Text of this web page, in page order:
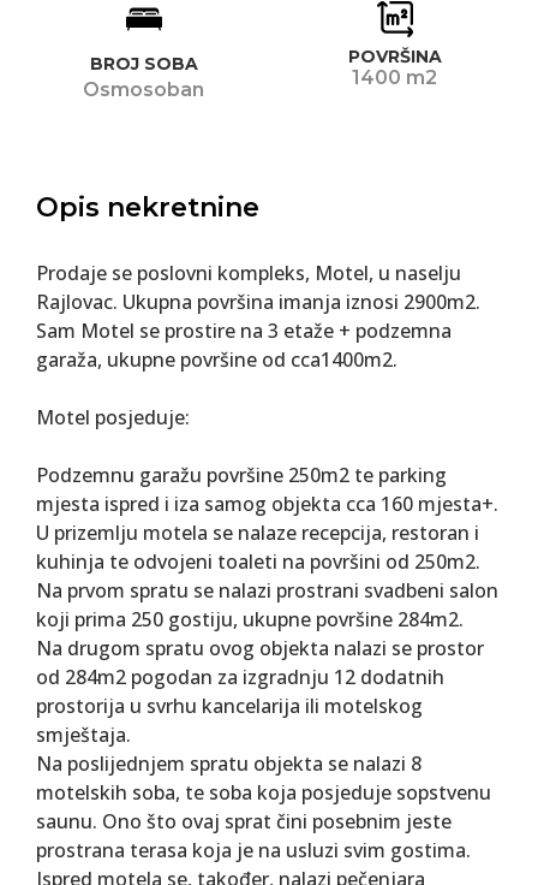
BROJ SOBA
Osmosoban
POVRŠINA
1400 m2
Opis nekretnine
Prodaje se poslovni kompleks, Motel, u naselju
Rajlovac. Ukupna površina imanja iznosi 2900m2.
Sam Motel se prostire na 3 etaže + podzemna
garaža, ukupne površine od cca1400m2.
Motel posjeduje:
Podzemnu garažu površine 250m2 te parking
mjesta ispred i iza samog objekta cca 160 mjesta+.
U prizemlju motela se nalaze recepcija, restoran i
kuhinja te odvojeni toaleti na površini od 250m2.
Na prvom spratu se nalazi prostrani svadbeni salon
koji prima 250 gostiju, ukupne površine 284m2.
Na drugom spratu ovog objekta nalazi se prostor
od 284m2 pogodan za izgradnju 12 dodatnih
prostorija u svrhu kancelarija ili motelskog
smještaja.
Na poslijednjem spratu objekta se nalazi 8
motelskih soba, te soba koja posjeduje sopstvenu
saunu. Ono što ovaj sprat čini posebnim jeste
prostrana terasa koja je na usluzi svim gostima.
Ispred motela se, također, nalazi pečenjara